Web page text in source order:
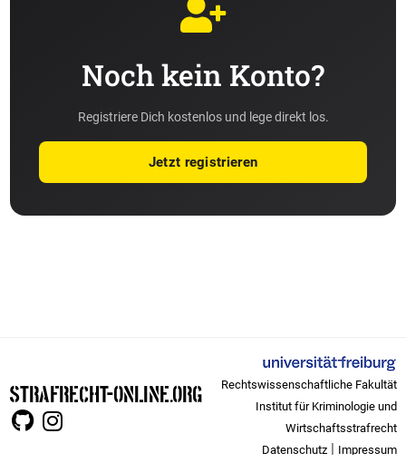
Noch kein Konto?
Registriere Dich kostenlos und lege direkt los.
Jetzt registrieren
STRAFRECHT-ONLINE.ORG
Rechtswissenschaftliche Fakultät
Institut für Kriminologie und
Wirtschaftsstrafrecht
Datenschutz | Impressum